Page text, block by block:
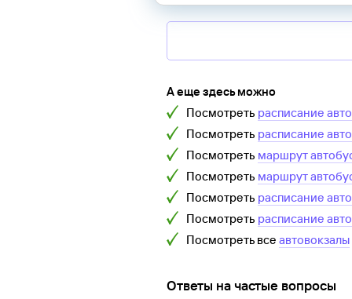
А еще здесь можно
Посмотреть расписание
Посмотреть расписание
Посмотреть маршрут
Посмотреть маршрут
Посмотреть расписание
Посмотреть расписание
Посмотреть все автовокзалы
Ответы на частые вопросы